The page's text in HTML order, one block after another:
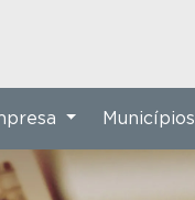
Municípios